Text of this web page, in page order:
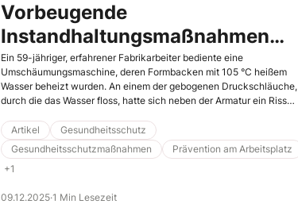
Vorbeugende
Instandhaltungsmaßnahmen
hätten Verbrühungen verhindern
können
Ein 59-jähriger, erfahrener Fabrikarbeiter bediente eine
Umschäumungsmaschine, deren Formbacken mit 105 °C heißem
Wasser beheizt wurden. An einem der gebogenen Druckschläuche,
durch die das Wasser floss, hatte sich neben der Armatur ein Riss
Wärmeisolierung jedoch nicht sichtbar. Lesen Sie hier, warum dieser
Umstand dem Beschäftigen zum Verhängnis wurde.
Artikel
Gesundheitsschutz
Gesundheitsschutzmaßnahmen
Prävention am Arbeitsplatz
+1
09.12.2025·1 Min Lesezeit